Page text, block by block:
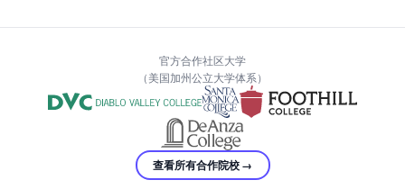
官方合作社区大学
（美国加州公立大学体系）
查看所有合作院校 →